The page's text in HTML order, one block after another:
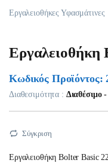
Εργαλειοθήκες Υφασμάτινες
Εργαλειοθήκη
Κωδικός Προϊόντος:
Διαθεσιμότητα : Διαθέσιμο
Σύγκριση
Εργαλειοθήκη Bolter Basic